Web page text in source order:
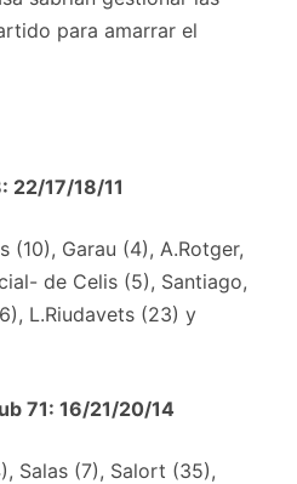
para amarrar el
22/17/18/11
(10), Garau (4), A.Rotger,
de Celis (5), Santiago,
L.Riudavets (23) y
71: 16/21/20/14
Salas (7), Salort (35),